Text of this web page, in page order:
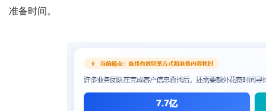
准备时间。